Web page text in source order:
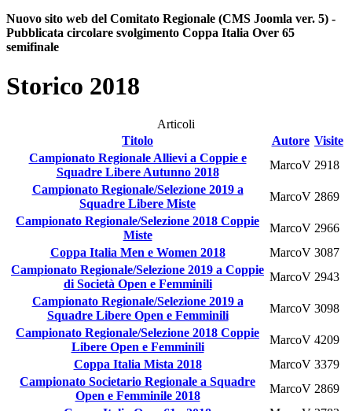
Nuovo sito web del Comitato Regionale (CMS Joomla ver. 5) -
Pubblicata circolare svolgimento Coppa Italia Over 65
semifinale
Storico 2018
Articoli
Titolo
Autore Visite
Campionato Regionale Allievi a Coppie e
Squadre Libere Autunno 2018
MarcoV 2918
Campionato Regionale/Selezione 2019 a
Squadre Libere Miste
MarcoV 2869
Campionato Regionale/Selezione 2018 Coppie
Miste
MarcoV 2966
Coppa Italia Men e Women 2018
MarcoV 3087
Campionato Regionale/Selezione 2019 a Coppie
di Società Open e Femminili
MarcoV 2943
Campionato Regionale/Selezione 2019 a
Squadre Libere Open e Femminili
MarcoV 3098
Campionato Regionale/Selezione 2018 Coppie
Libere Open e Femminili
MarcoV 4209
Coppa Italia Mista 2018
MarcoV 3379
Campionato Societario Regionale a Squadre
Open e Femminile 2018
MarcoV 2869